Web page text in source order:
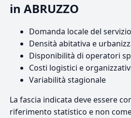
in ABRUZZO
Domanda locale del servizio
Densità abitativa e
Disponibilità di operatori
Costi logistici e
Variabilità stagionale
La fascia indicata deve essere
riferimento statistico e non